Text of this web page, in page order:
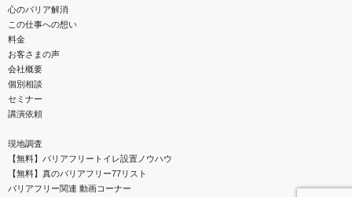
心のバリア解消
この仕事への想い
料金
お客さまの声
会社概要
個別相談
セミナー
講演依頼
現地調査
【無料】バリアフリートイレ設置ノウハウ
【無料】真のバリアフリー77リスト
バリアフリー関連 動画コーナー